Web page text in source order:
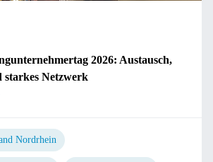
2026: Austausch,
starkes Netzwerk
Nordrhein